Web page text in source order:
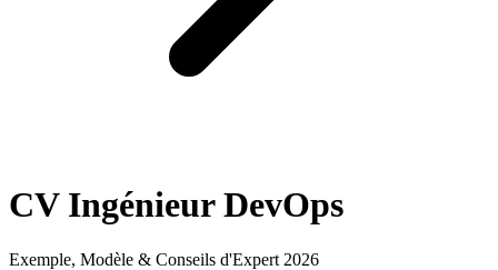
CV Ingénieur DevOps
Exemple, Modèle & Conseils d'Expert 2026